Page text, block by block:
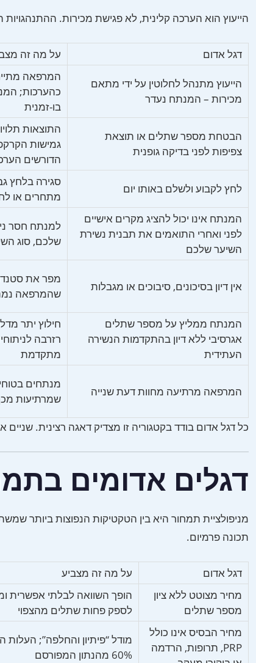
הייעוץ הוא הערכה קלינית, לא פגישת מכירות.
דגל אדום על מה זה
הייעוץ מתנהל לחלוטין על ידי מתאם
מכירות – המנתח נעדר
המרפאה
כהערכות;
בו-זמנית
הבטחת מספר שתלים או תוצאת
צפיפות לפני בדיקה גופנית
התוצאות
גמישות
הדורשים
לחץ לקבוע ולשלם באותו יום
סגירה בלחץ
מתחרים או
המנתח אינו יכול להציג מקרים אישיים
לפני ואחרי התואמים את תבנית נשירת
השיער שלכם
שלכם, סוג
אין דיון בסיכונים, סיבוכים או מגבלות
מפר את
שהמרפאה
המנתח ממליץ על מספר שתלים
אגרסיבי ללא דיון בהתקדמות הנשירה
העתידית
חילוץ יתר
רזרבה
מתקדמת
המרפאה מרתיעה מחוות דעת שנייה
מנתחים
שמרתיעות
כל דגל אדום בודד בקטגוריה זו מצדיק דאגה רצינית.
דגלים אדומים
מניפולציית תמחור היא בין הטקטיקות הנפוצות ביותר
תכונה פרמיום.
דגל אדום על מה זה מצביע
מחיר מצוטט ללא ציון
מספר שתלים
הופך השוואה לבלתי אפשרית
לספק פחות שתלים מהצפוי
מחיר הבסיס אינו כולל
PRP, תרופות, הרדמה
60% מהנתון המפורסם